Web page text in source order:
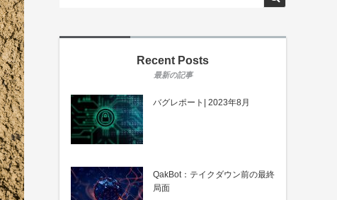
Recent Posts
バグレポート| 2023年8月
QakBot：テイクダウン前の最終
局面